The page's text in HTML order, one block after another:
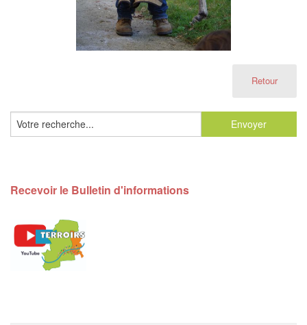
Retour
Recevoir le Bulletin d'informations